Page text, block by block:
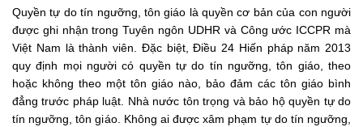
Quyền tự do tín ngưỡng, tôn giáo là quyền cơ bản của con người
được ghi nhận trong Tuyên ngôn UDHR và Công ước ICCPR mà
Việt Nam là thành viên. Đặc biệt, Điều 24 Hiến pháp năm 2013
quy định mọi người có quyền tự do tín ngưỡng, tôn giáo, theo
hoặc không theo một tôn giáo nào, bảo đảm các tôn giáo bình
đẳng trước pháp luật. Nhà nước tôn trọng và bảo hộ quyền tự do
tín ngưỡng, tôn giáo. Không ai được xâm phạm tự do tín ngưỡng,